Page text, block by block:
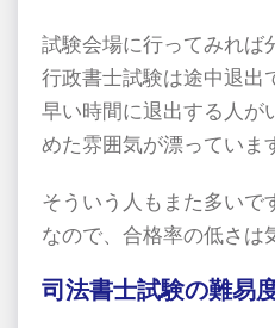
試験会場に行ってみれば
行政書士試験は途中退出
早い時間に退出する人が
めた雰囲気が漂っていま
そういう人もまた多いで
なので、合格率の低さは
司法書士試験の難易